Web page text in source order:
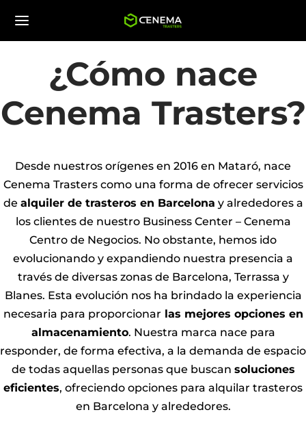
¿Cómo nace
Cenema Trasters?
Desde nuestros orígenes en 2016 en Mataró, nace
Cenema Trasters como una forma de ofrecer servicios
de alquiler de trasteros en Barcelona y alrededores a
los clientes de nuestro Business Center – Cenema
Centro de Negocios. No obstante, hemos ido
evolucionando y expandiendo nuestra presencia a
través de diversas zonas de Barcelona, Terrassa y
Blanes. Esta evolución nos ha brindado la experiencia
necesaria para proporcionar las mejores opciones en
almacenamiento. Nuestra marca nace para
responder, de forma efectiva, a la demanda de espacio
de todas aquellas personas que buscan soluciones
eficientes, ofreciendo opciones para alquilar trasteros
en Barcelona y alrededores.